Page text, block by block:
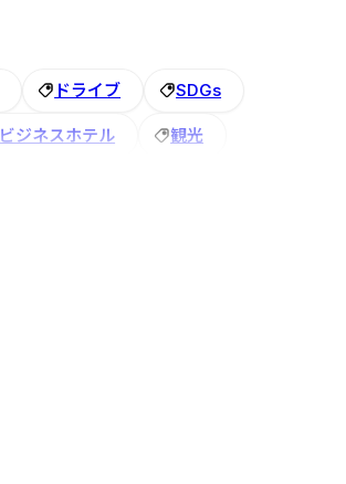
ドライブ SDGs
ビジネスホテル 観光